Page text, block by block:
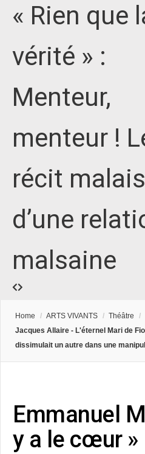
« Rien que
vérité » :
Menteur,
menteur !
récit
d’une
malsaine
Home / ARTS VIVANTS / Théâtre
/
Jacques Allaire - L'éternel Mari de
dissimulait un autre dans une
Emmanuel
y a le cœur »